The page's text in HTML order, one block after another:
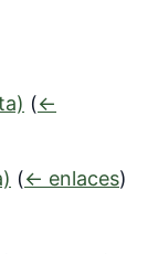
(←
(← enlaces)